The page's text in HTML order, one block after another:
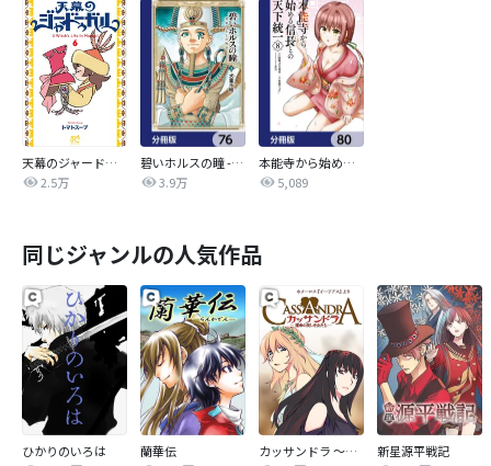
天幕のジャードゥーガル
2.5万
碧いホルスの瞳 -男装の女王の物語-【分冊版】
3.9万
本能寺から始める信長との天下統一【分冊版】
5,089
同じジャンルの人気作品
ひかりのいろは
蘭華伝
カッサンドラ ～運命の美しき女たち～
新星源平戦記